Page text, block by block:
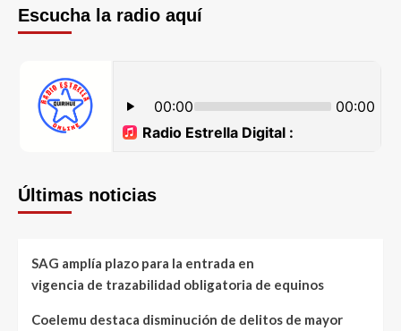
Escucha la radio aquí
Últimas noticias
SAG amplía plazo para la entrada en
vigencia de trazabilidad obligatoria de equinos
Coelemu destaca disminución de delitos de mayor